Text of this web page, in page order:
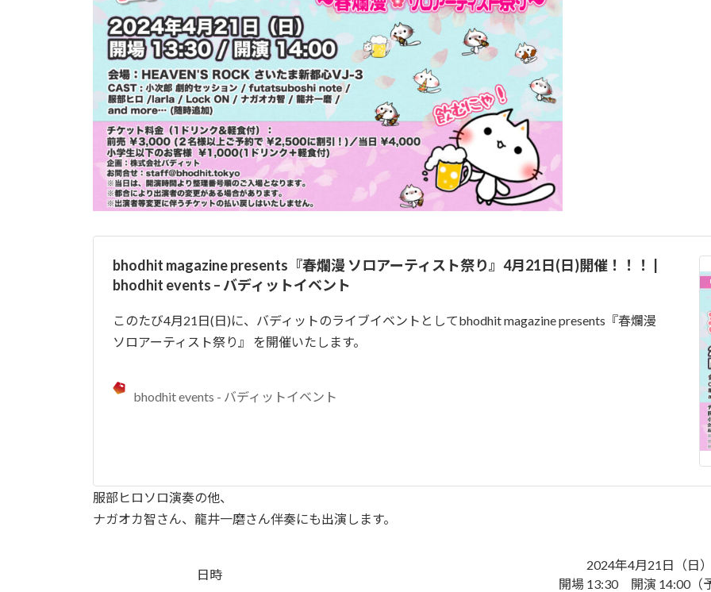
bhodhit magazine presents『春爛漫 ソロアーティスト祭り』4月21日(日)開催！！！ |
bhodhit events – バディットイベント
このたび4月21日(日)に、バディットのライブイベントとしてbhodhit magazine presents『春爛漫
ソロアーティスト祭り』 を開催いたします。
bhodhit events - バディットイベント
服部ヒロソロ演奏の他、
ナガオカ智さん、龍井一磨さん伴奏にも出演します。
日時
2024年4月21日
（日）
開場 13:30 開演 14:00（予